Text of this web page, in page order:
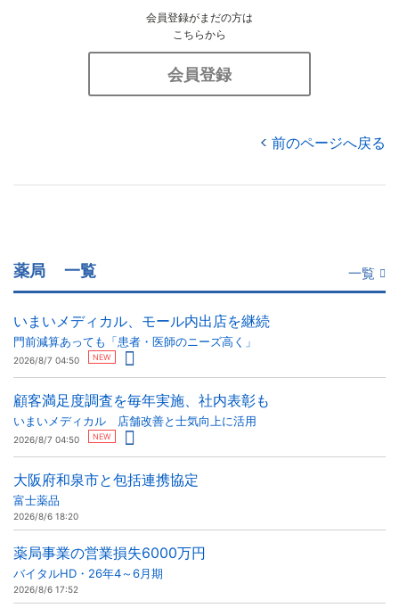
会員登録がまだの方は
こちらから
会員登録
前のページへ戻る
薬局 一覧 一覧
いまいメディカル、モール内出店を継続
門前減算あっても「患者・医師のニーズ高く」
2026/8/7 04:50 NEW
顧客満足度調査を毎年実施、社内表彰も
いまいメディカル 店舗改善と士気向上に活用
2026/8/7 04:50 NEW
大阪府和泉市と包括連携協定
富士薬品
2026/8/6 18:20
薬局事業の営業損失6000万円
バイタルHD・26年4～6月期
2026/8/6 17:52